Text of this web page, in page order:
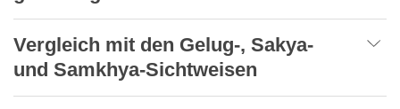
Vergleich mit den Gelug-, Sakya-
und Samkhya-Sichtweisen